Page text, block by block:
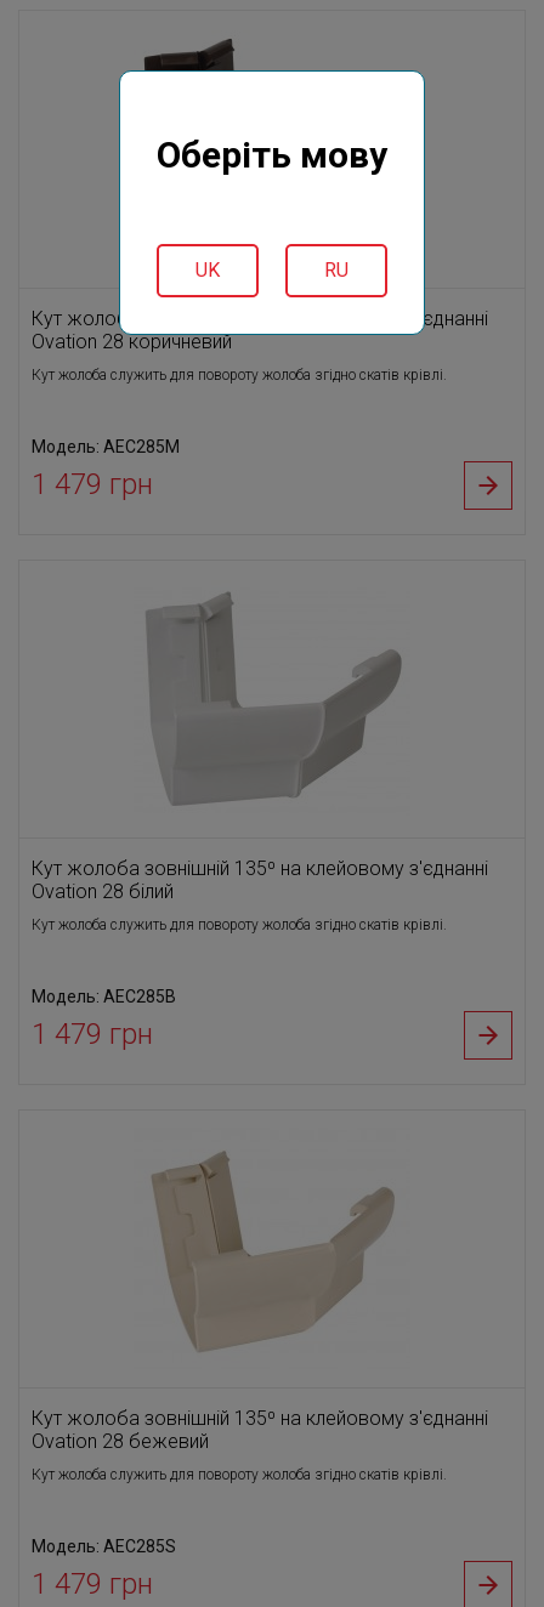
Оберіть мову
UK RU
Кут жолоба зовнішній 135⁰ на клейовому з'єднанні
Ovation 28 коричневий
Кут жолоба служить для повороту жолоба згідно скатів крівлі.
Модель: AEC285M
1 479 грн
Кут жолоба зовнішній 135⁰ на клейовому з'єднанні
Ovation 28 білий
Кут жолоба служить для повороту жолоба згідно скатів крівлі.
Модель: AEC285B
1 479 грн
Кут жолоба зовнішній 135⁰ на клейовому з'єднанні
Ovation 28 бежевий
Кут жолоба служить для повороту жолоба згідно скатів крівлі.
Модель: AEC285S
1 479 грн